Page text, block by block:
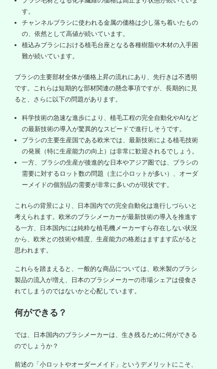
す。
チャンネルブラシに使われる金属の価格は少し落ち着いたもの
の、依然として高値が続いています。
植込みブラシにおける植毛台座となる各種樹脂や木材の入手困
難が続いています。
ブラシの主要部材全体が価格上昇の流れにあり、先行きは不透明
です。これらは短期的な部材関連の懸念事項ですが、長期的に見
ると、さらに以下の問題があります。
科学技術の急速な進歩により、植毛工程の完全自動化やAIなど
の最新技術の導入が驚異的なスピードで進行しそうです。
ブラシの主要生産国である欧米では、最新技術による植毛技術
の発展（特に生産能力の向上）は非常に歓迎されるでしょう。
一方、ブラシの生産が後進的な日本やアジア圏では、ブラシの
需要に対するロット数の問題（主に小ロットが多い）、オーダ
ーメイドの個別品の需要が非常に多いのが現状です。
これらの背景により、日本国内での完全自動化は進行しづらいと
考えられます。欧米のブラシメーカーが最新技術の導入を推進す
る一方、日本国内には純粋な植毛機メーカーすら存在しない状況
から、欧米との技術や精度、生産能力の格差はますます広がると
思われます。
これらを踏まえると、一般的な商品については、欧米製のブラシ
製品の流入が増え、日本のブラシメーカーの市場シェアは侵食さ
れてしまうのではないかと心配しています。
何ができる？
では、日本国内のブラシメーカーは、生き残るために何ができる
のでしょうか？
前述の「小ロットやオーダーメイド」というデメリットにこそ、